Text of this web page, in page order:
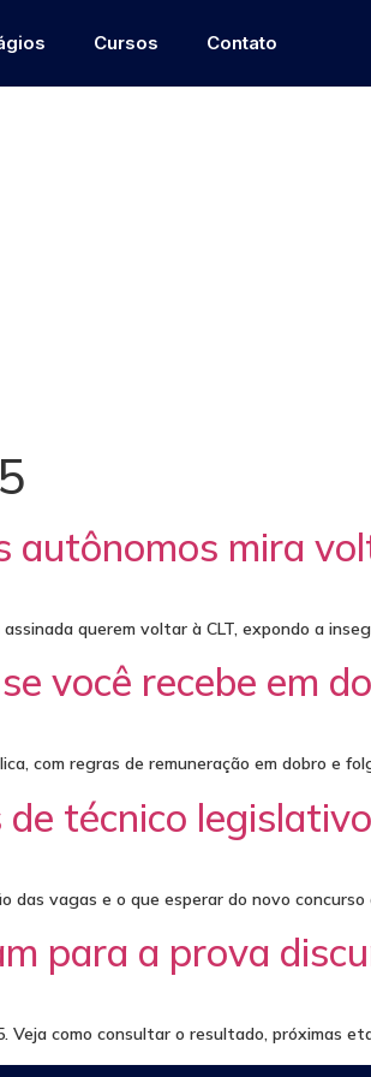
Cursos Contato
autônomos mira
querem voltar à CLT, expondo a
você recebe em
com regras de remuneração em dobro e
técnico legislativo
vagas e o que esperar do novo concurso
para a prova
Veja como consultar o resultado, próximas